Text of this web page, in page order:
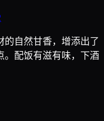
自然甘香，增添出了
。配饭有滋有味，下酒